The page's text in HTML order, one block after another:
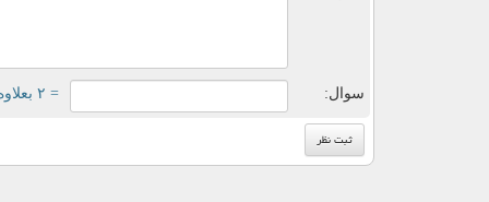
سوال: = ۲ بعلاوه ۱